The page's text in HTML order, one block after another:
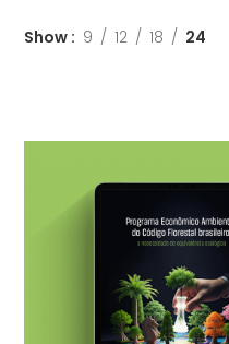
Show 9 12 18 24